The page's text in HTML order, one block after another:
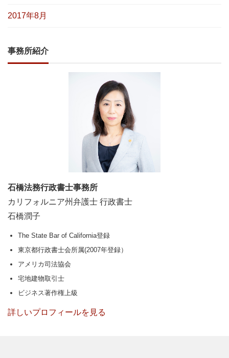
2017年8月
事務所紹介
石橋法務行政書士事務所
カリフォルニア州弁護士 行政書士
石橋潤子
The State Bar of California登録
東京都行政書士会所属(2007年登録）
アメリカ司法協会
宅地建物取引士
ビジネス著作権上級
詳しいプロフィールを見る